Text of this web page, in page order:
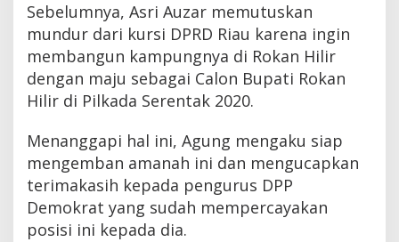
Sebelumnya, Asri Auzar memutuskan
mundur dari kursi DPRD Riau karena ingin
membangun kampungnya di Rokan Hilir
dengan maju sebagai Calon Bupati Rokan
Hilir di Pilkada Serentak 2020.
Menanggapi hal ini, Agung mengaku siap
mengemban amanah ini dan mengucapkan
terimakasih kepada pengurus DPP
Demokrat yang sudah mempercayakan
posisi ini kepada dia.